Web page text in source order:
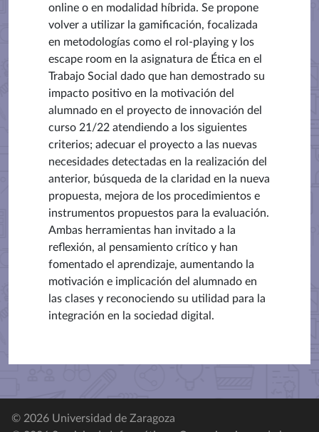
online o en modalidad híbrida. Se propone
volver a utilizar la gamificación, focalizada
en metodologías como el rol-playing y los
escape room en la asignatura de Ética en el
Trabajo Social dado que han demostrado su
impacto positivo en la motivación del
alumnado en el proyecto de innovación del
curso 21/22 atendiendo a los siguientes
criterios; adecuar el proyecto a las nuevas
necesidades detectadas en la realización del
anterior, búsqueda de la claridad en la nueva
propuesta, mejora de los procedimientos e
instrumentos propuestos para la evaluación.
Ambas herramientas han invitado a la
reflexión, al pensamiento crítico y han
fomentado el aprendizaje, aumentando la
motivación e implicación del alumnado en
las clases y reconociendo su utilidad para la
integración en la sociedad digital.
© 2026 Universidad de Zaragoza